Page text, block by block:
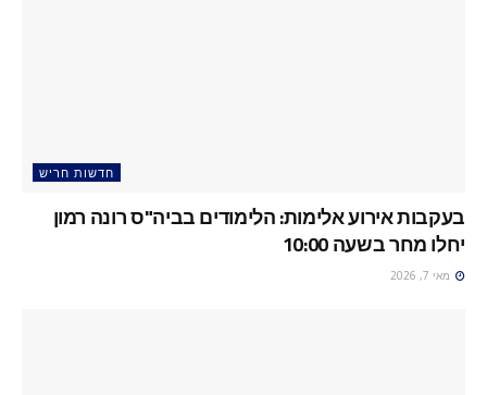
חדשות חריש
בעקבות אירוע אלימות: הלימודים בביה"ס רונה רמון
יחלו מחר בשעה 10:00
מאי 7, 2026